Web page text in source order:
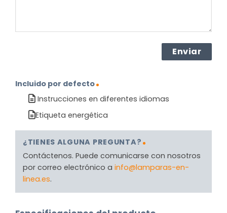
Incluido por defecto
Instrucciones en diferentes idiomas
Etiqueta energética
¿TIENES ALGUNA PREGUNTA?
Contáctenos. Puede comunicarse con nosotros
por correo electrónico a info@lamparas-en-
linea.es.